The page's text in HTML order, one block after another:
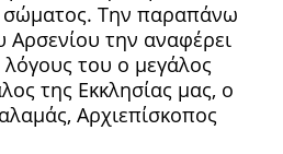
σώματος. Την παραπάνω
την αναφέρει
του ο μεγάλος
της Εκκλησίας μας, ο
Αρχιεπίσκοπος